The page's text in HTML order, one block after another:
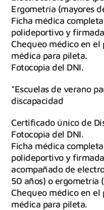
Ergometría (mayores
Ficha médica
polideportivo y
Chequeo médico en
médica para pileta.
Fotocopia del DNI.
*Escuelas de verano
discapacidad
Certificado único de
Fotocopia del DNI.
Ficha médica
polideportivo y
acompañado de
50 años) o ergometría
Chequeo médico en
médica para pileta.